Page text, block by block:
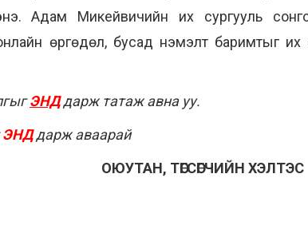
Адам Микейвичийн их сургууль
өргөдөл, бусад нэмэлт баримтыг их
ЭНДдарж татаж авна уу.
ЭНДдарж аваарай
ОЮУТАН, ТӨГСӨГЧИЙН ХЭЛТЭС